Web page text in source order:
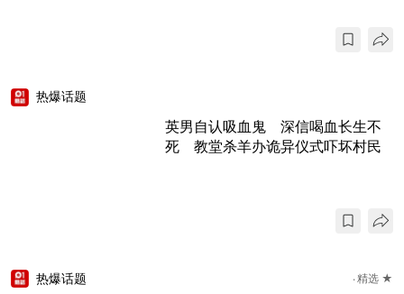
热爆话题
英男自认吸血鬼 深信喝血长生不
死 教堂杀羊办诡异仪式吓坏村民
热爆话题 精选 ★